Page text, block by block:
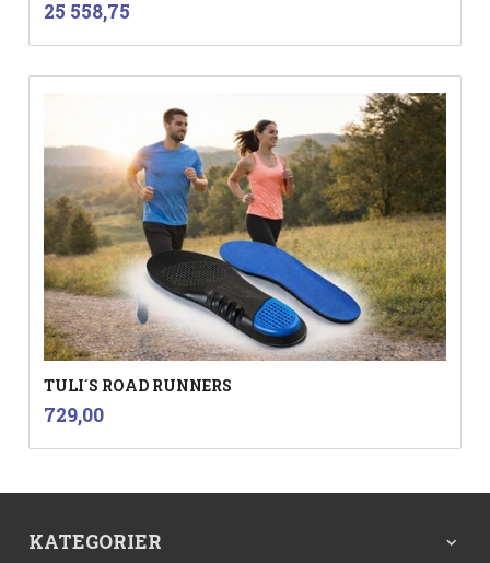
Pris
25 558,75
TULI´S ROAD RUNNERS
Pris
729,00
KATEGORIER